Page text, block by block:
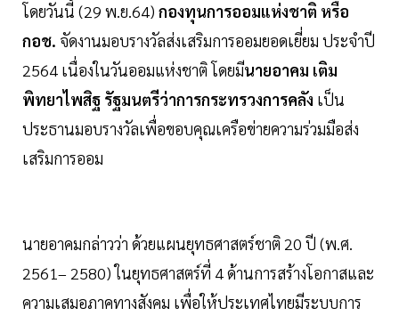
โดยวันนี้ (29 พ.ย.64) กองทุนการออมแห่งชาติ หรือ
กอช. จัดงานมอบรางวัลส่งเสริมการออมยอดเยี่ยม ประจำปี
2564 เนื่องในวันออมแห่งชาติ โดยมีนายอาคม เติม
พิทยาไพสิฐ รัฐมนตรีว่าการกระทรวงการคลัง เป็น
ประธานมอบรางวัลเพื่อขอบคุณเครือข่ายความร่วมมือส่ง
เสริมการออม
นายอาคมกล่าวว่า ด้วยแผนยุทธศาสตร์ชาติ 20 ปี (พ.ศ.
2561– 2580) ในยุทธศาสตร์ที่ 4 ด้านการสร้างโอกาสและ
ความเสมอภาคทางสังคม เพื่อให้ประเทศไทยมีระบบการ